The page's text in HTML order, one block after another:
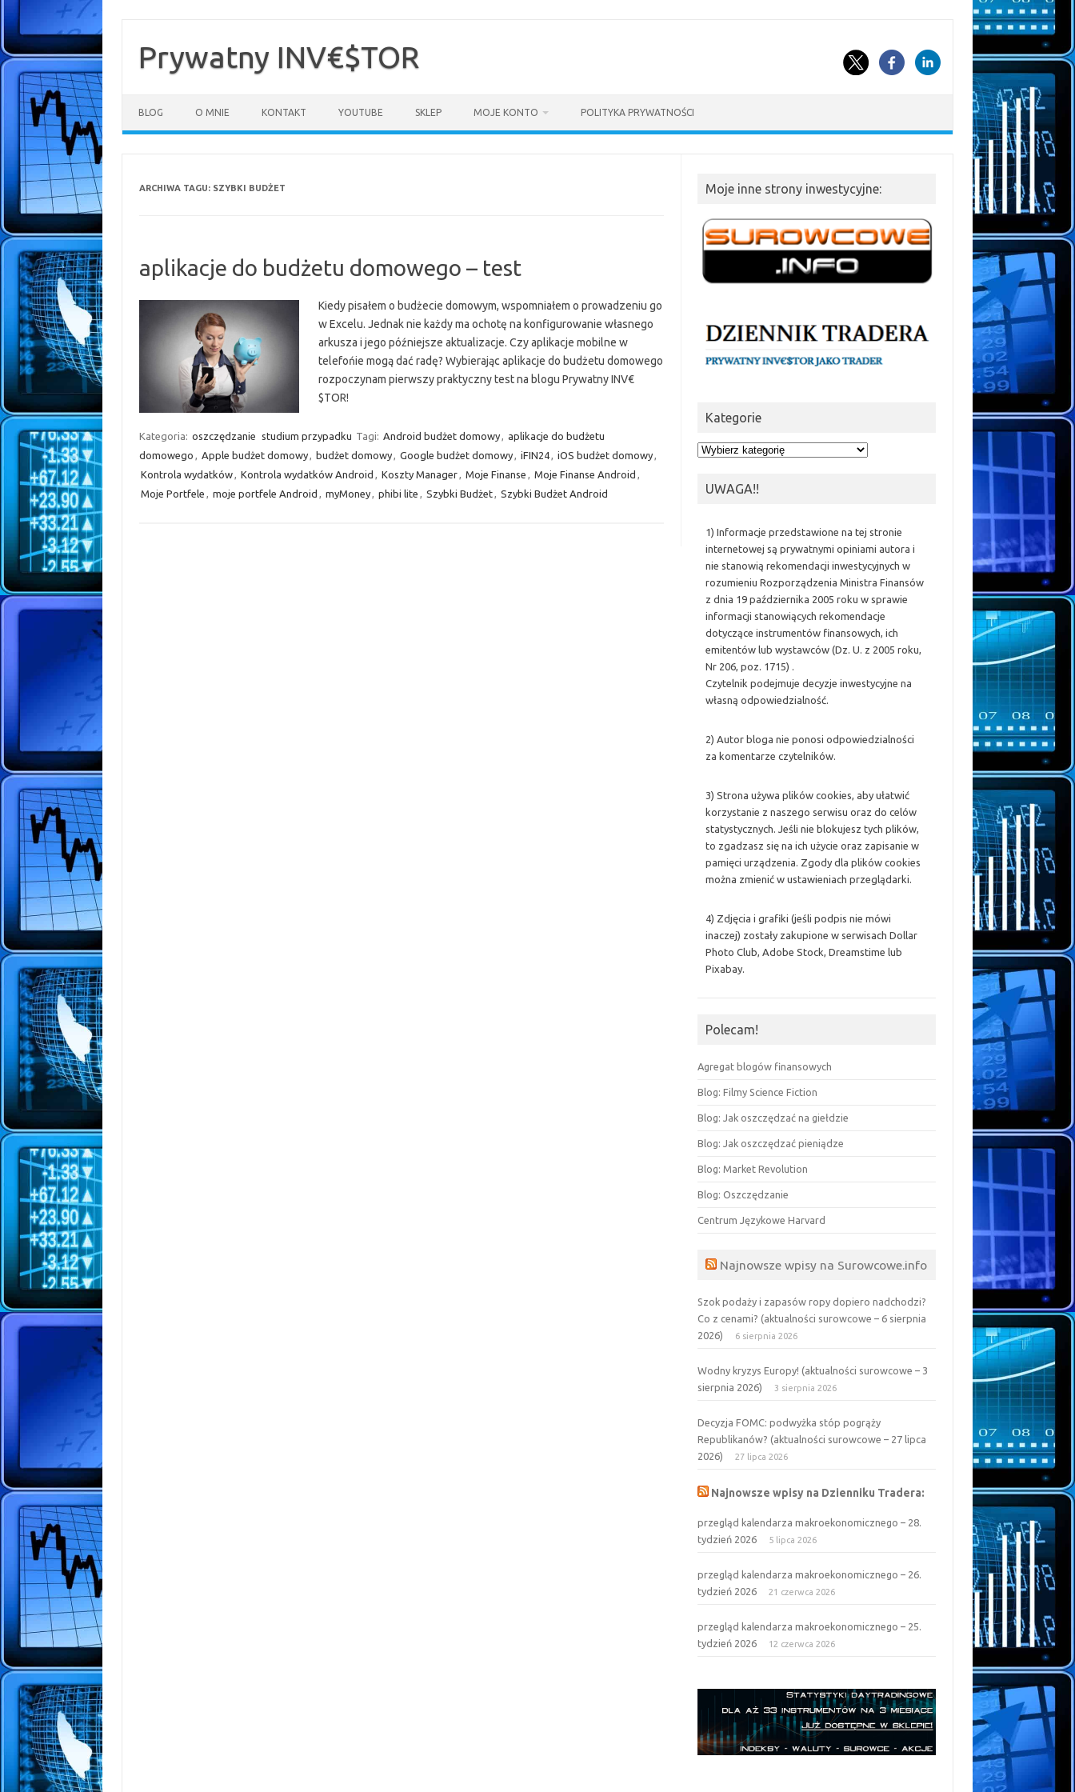
treściPrywatny INV€$TOR
BLOG O MNIE KONTAKT YOUTUBE SKLEP MOJE KONTO POLITYKA PRYWATNOŚCI
ARCHIWA TAGU: SZYBKI BUDŻET
aplikacje do budżetu domowego – test
Kiedy pisałem o budżecie domowym, wspomniałem o prowadzeniu go
w Excelu. Jednak nie każdy ma ochotę na konfigurowanie własnego
arkusza i jego późniejsze aktualizacje. Czy aplikacje mobilne w
telefońie mogą dać radę? Wybierając aplikacje do budżetu domowego
rozpoczynam pierwszy praktyczny test na blogu Prywatny INV€
$TOR!
Kategoria: oszczędzanie studium przypadku Tagi: Android budżet domowy, aplikacje do budżetu
domowego , Apple budżet domowy, budżet domowy, Google budżet domowy, iFIN24, iOS budżet domowy,
Kontrola wydatków, Kontrola wydatków Android , Koszty Manager, Moje Finanse , Moje Finanse Android ,
Moje Portfele , moje portfele Android , myMoney, phibi lite , Szybki Budżet, Szybki Budżet Android
Moje inne strony inwestycyjne:
Kategorie
Kategorie
UWAGA!!
1) Informacje przedstawione na tej stronie
internetowej są prywatnymi opiniami autora i
nie stanowią rekomendacji inwestycyjnych w
rozumieniu Rozporządzenia Ministra Finansów
z dnia 19 października 2005 roku w sprawie
informacji stanowiących rekomendacje
dotyczące instrumentów finansowych, ich
emitentów lub wystawców (Dz. U. z 2005 roku,
Nr 206, poz. 1715) .
Czytelnik podejmuje decyzje inwestycyjne na
własną odpowiedzialność.
2) Autor bloga nie ponosi odpowiedzialności
za komentarze czytelników.
3) Strona używa plików cookies, aby ułatwić
korzystanie z naszego serwisu oraz do celów
statystycznych. Jeśli nie blokujesz tych plików,
to zgadzasz się na ich użycie oraz zapisanie w
pamięci urządzenia. Zgody dla plików cookies
można zmienić w ustawieniach przeglądarki.
4) Zdjęcia i grafiki (jeśli podpis nie mówi
inaczej) zostały zakupione w serwisach Dollar
Photo Club, Adobe Stock, Dreamstime lub
Pixabay.
Polecam!
Agregat blogów finansowych
Blog: Filmy Science Fiction
Blog: Jak oszczędzać na giełdzie
Blog: Jak oszczędzać pieniądze
Blog: Market Revolution
Blog: Oszczędzanie
Centrum Językowe Harvard
Najnowsze wpisy na Surowcowe.info
Szok podaży i zapasów ropy dopiero nadchodzi?
Co z cenami? (aktualności surowcowe – 6 sierpnia
2026)
6 sierpnia 2026
Wodny kryzys Europy! (aktualności surowcowe – 3
sierpnia 2026)
3 sierpnia 2026
Decyzja FOMC: podwyżka stóp pogrąży
Republikanów? (aktualności surowcowe – 27 lipca
2026)
27 lipca 2026
Najnowsze wpisy na Dzienniku Tradera:
przegląd kalendarza makroekonomicznego – 28.
tydzień 2026
5 lipca 2026
przegląd kalendarza makroekonomicznego – 26.
tydzień 2026
21 czerwca 2026
przegląd kalendarza makroekonomicznego – 25.
tydzień 2026
12 czerwca 2026